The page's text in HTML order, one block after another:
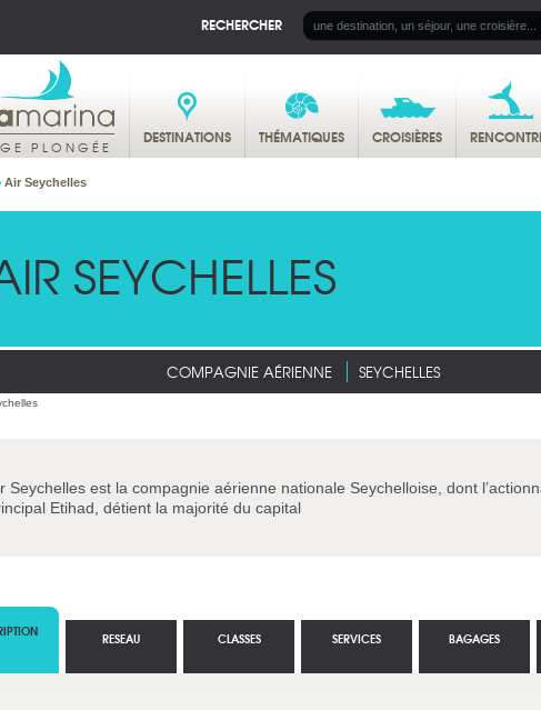
RECHERCHER
PLONGÉE DESTINATIONS THÉMATIQUES CROISIÈRES
Air Seychelles
SEYCHELLES
COMPAGNIE AÉRIENNE SEYCHELLES
Seychelles est la compagnie aérienne nationale Seychelloise, dont
Etihad, détient la majorité du capital
RESEAU CLASSES SERVICES BAGAGES